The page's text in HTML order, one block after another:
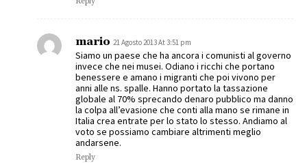
mario 21 Agosto 2013 At 3:51 pm
Siamo un paese che ha ancora i comunisti al governo
invece che nei musei. Odiano i ricchi che portano
benessere e amano i migranti che poi vivono per
anni alle ns. spalle. Hanno portato la tassazione
globale al 70% sprecando denaro pubblico ma danno
la colpa all’evasione che conti alla mano se rimane in
Italia crea entrate per lo stato lo stesso. Andiamo al
voto se possiamo cambiare altrimenti meglio
andarsene.
Reply